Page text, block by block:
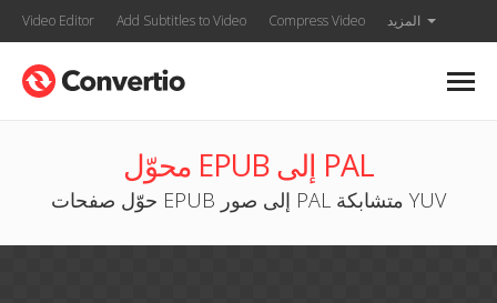
Video Editor Add Subtitles to Video Compress Video المزيد
محوّل EPUB إلى PAL
حوّل صفحات EPUB إلى صور PAL متشابكة YUV